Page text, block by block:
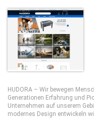
HUDORA – Wir bewegen
Generationen Erfahrung und
Unternehmen auf unserem
modernes Design entwickeln